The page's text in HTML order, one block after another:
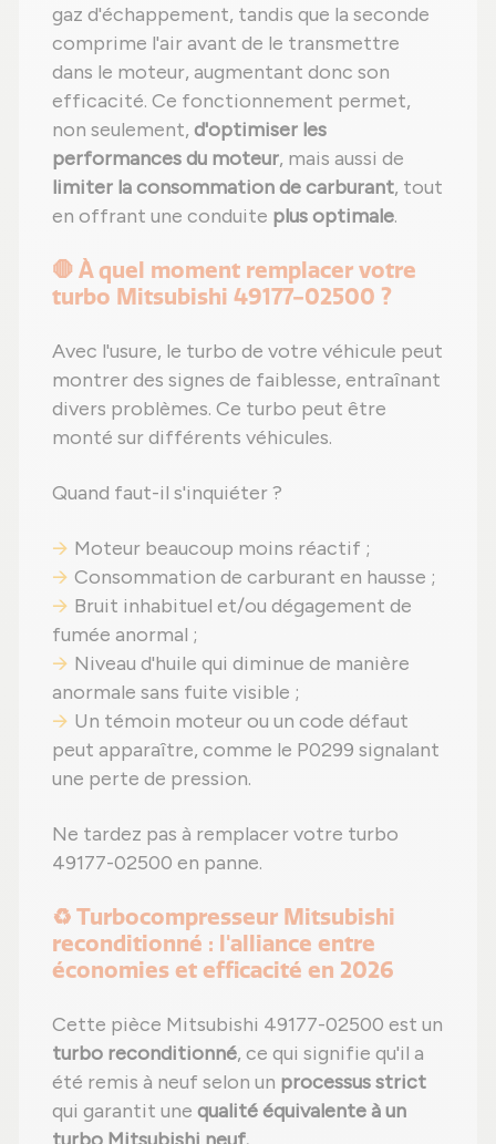
gaz d'échappement, tandis que la seconde
comprime l'air avant de le transmettre
dans le moteur, augmentant donc son
efficacité. Ce fonctionnement permet,
non seulement, d'optimiser les
performances du moteur, mais aussi de
limiter la consommation de carburant, tout
en offrant une conduite plus optimale.
🛑 À quel moment remplacer votre
turbo Mitsubishi 49177-02500 ?
Avec l'usure, le turbo de votre véhicule peut
montrer des signes de faiblesse, entraînant
divers problèmes. Ce turbo peut être
monté sur différents véhicules.
Quand faut-il s'inquiéter ?
Moteur beaucoup moins réactif ;
Consommation de carburant en hausse ;
Bruit inhabituel et/ou dégagement de
fumée anormal ;
Niveau d'huile qui diminue de manière
anormale sans fuite visible ;
Un témoin moteur ou un code défaut
peut apparaître, comme le P0299 signalant
une perte de pression.
Ne tardez pas à remplacer votre turbo
49177-02500 en panne.
♻️ Turbocompresseur Mitsubishi
reconditionné : l'alliance entre
économies et efficacité en 2026
Cette pièce Mitsubishi 49177-02500 est un
turbo reconditionné, ce qui signifie qu'il a
été remis à neuf selon un processus strict
qui garantit une qualité équivalente à un